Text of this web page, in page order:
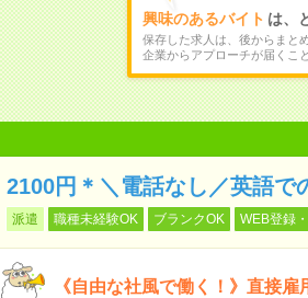
興味のあるバイト は、
保存した求人は、後からまと
企業からアプローチが届くこ
2100円＊＼電話なし／英語で
派遣 職種未経験OK ブランクOK WEB登録
《自由な社風で働く！》直接